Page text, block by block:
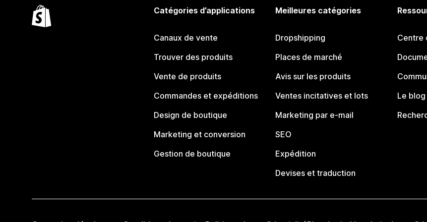
Catégories d’applications
Canaux de vente
Trouver des produits
Vente de produits
Commandes et expéditions
Design de boutique
Marketing et conversion
Gestion de boutique
Meilleures catégories
Dropshipping
Places de marché
Avis sur les produits
Ventes incitatives et lots
Marketing par e-mail
SEO
Expédition
Devises et traduction
Centre
Le